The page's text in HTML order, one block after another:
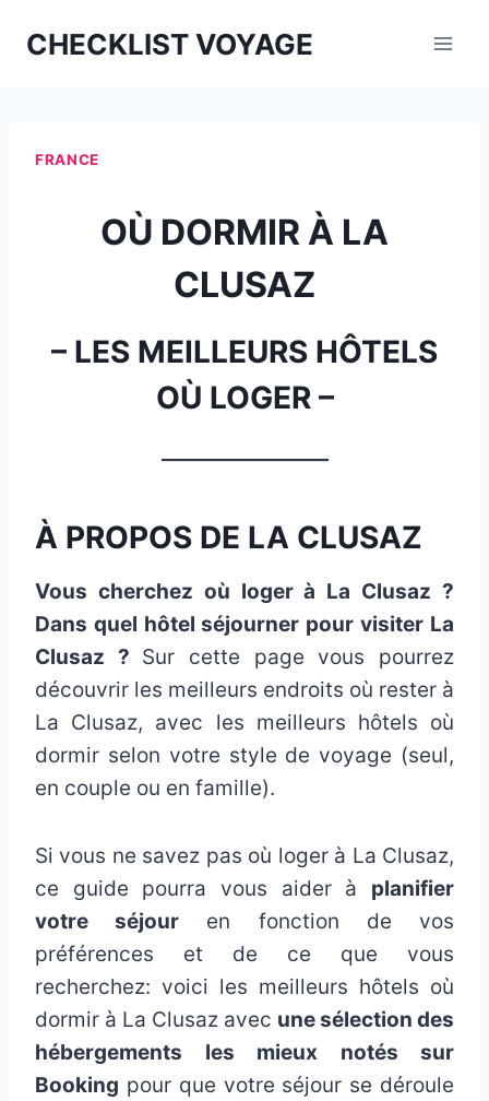
CHECKLIST VOYAGE
FRANCE
OÙ DORMIR À LA
CLUSAZ
– LES MEILLEURS HÔTELS
OÙ LOGER –
À PROPOS DE LA CLUSAZ
Vous cherchez où loger à La Clusaz ?
Dans quel hôtel séjourner pour visiter La
Clusaz ? Sur cette page vous pourrez
découvrir les meilleurs endroits où rester à
La Clusaz, avec les meilleurs hôtels où
dormir selon votre style de voyage (seul,
en couple ou en famille).
Si vous ne savez pas où loger à La Clusaz,
ce guide pourra vous aider à planifier
votre séjour en fonction de vos
préférences et de ce que vous
recherchez: voici les meilleurs hôtels où
dormir à La Clusaz avec une sélection des
hébergements les mieux notés sur
Booking pour que votre séjour se déroule